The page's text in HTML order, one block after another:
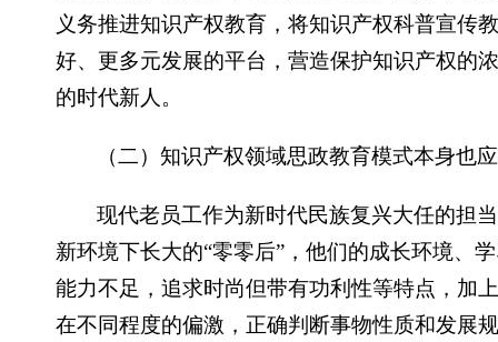
义务推进知识产权教育，将知识产权科普宣传
好、更多元发展的平台，营造保护知识产权的
的时代新人。
（二）知识产权领域思政教育模式本身也
现代老员工作为新时代民族复兴大任的担
新环境下长大的“零零后”，他们的成长环境、
能力不足，追求时尚但带有功利性等特点，加
在不同程度的偏激，正确判断事物性质和发展